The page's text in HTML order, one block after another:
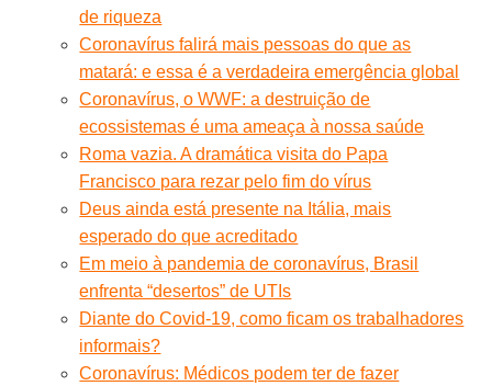
de riqueza
Coronavírus falirá mais pessoas do que as
matará: e essa é a verdadeira emergência global
Coronavírus, o WWF: a destruição de
ecossistemas é uma ameaça à nossa saúde
Roma vazia. A dramática visita do Papa
Francisco para rezar pelo fim do vírus
Deus ainda está presente na Itália, mais
esperado do que acreditado
Em meio à pandemia de coronavírus, Brasil
enfrenta “desertos” de UTIs
Diante do Covid-19, como ficam os trabalhadores
informais?
Coronavírus: Médicos podem ter de fazer